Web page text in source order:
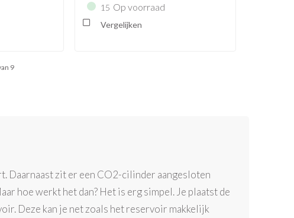
15 Op voorraad
Vergelijken
9
Daarnaast zit er een CO2-cilinder aangesloten
hoe werkt het dan? Het is erg simpel. Je plaatst de
Deze kan je net zoals het reservoir makkelijk